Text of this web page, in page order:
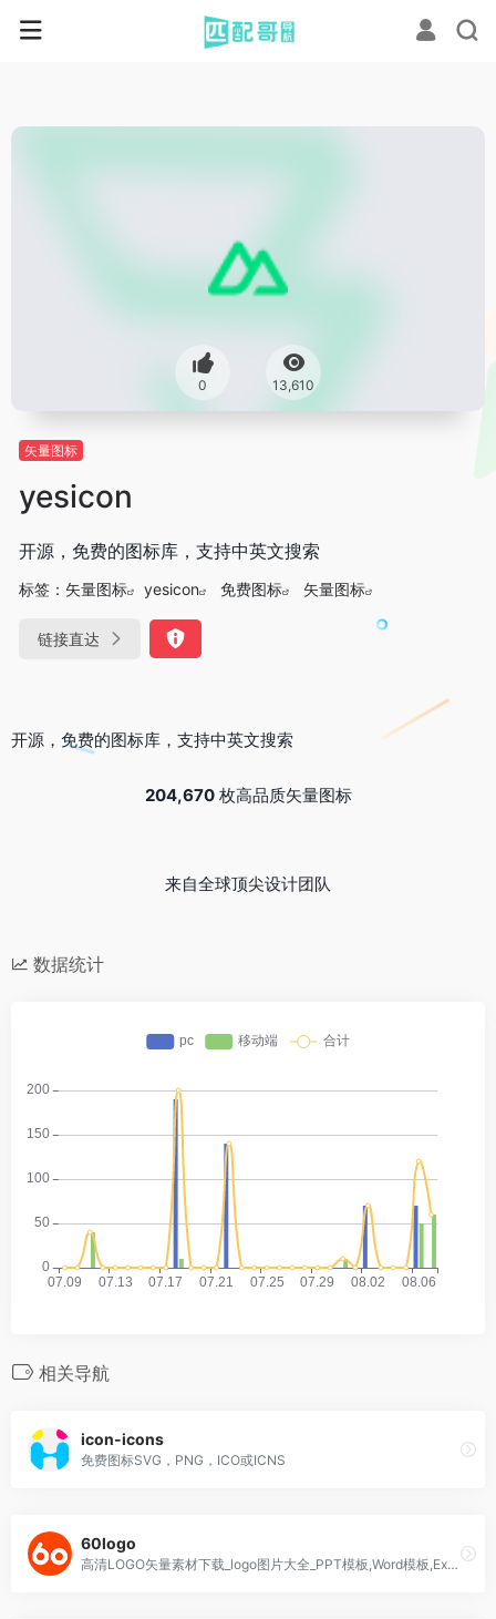
0 13,610
矢量图标
yesicon
开源，免费的图标库，支持中英文搜索
标签： 矢量图标 yesicon 免费图标 矢量图标
链接直达
开源，免费的图标库，支持中英文搜索
204,670枚高品质矢量图标
来自全球顶尖设计团队
数据统计
相关导航
icon-icons
免费图标SVG，PNG，ICO或ICNS
60logo
高清LOGO矢量素材下载_logo图片大全_PPT模板,Word模板,Excel模板下载等服务，办公资源网模板库。